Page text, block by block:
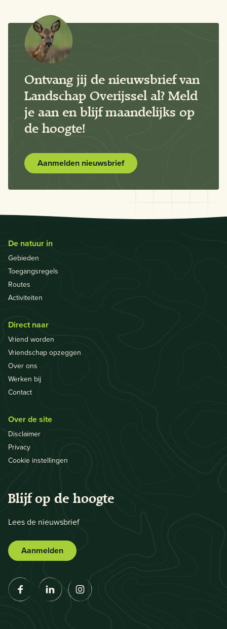
Ontvang jij de nieuwsbrief van
Landschap Overijssel al? Meld
je aan en blijf maandelijks op
de hoogte!
Aanmelden nieuwsbrief
De natuur in
Gebieden
Toegangsregels
Routes
Activiteiten
Direct naar
Vriend worden
Vriendschap opzeggen
Over ons
Werken bij
Contact
Over de site
Disclaimer
Privacy
Cookie instellingen
Blijf op de hoogte
Lees de nieuwsbrief
Aanmelden